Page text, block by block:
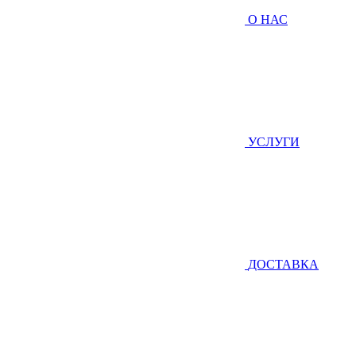
О НАС
УСЛУГИ
ДОСТАВКА